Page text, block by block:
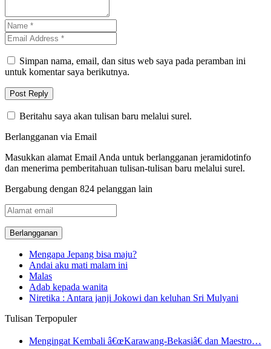
Simpan nama, email, dan situs web saya pada peramban ini
untuk komentar saya berikutnya.
Beritahu saya akan tulisan baru melalui surel.
Berlangganan via Email
Masukkan alamat Email Anda untuk berlangganan jeramidotinfo
dan menerima pemberitahuan tulisan-tulisan baru melalui surel.
Bergabung dengan 824 pelanggan lain
Alamat
email
Mengapa Jepang bisa maju?
Andai aku mati malam ini
Malas
Adab kepada wanita
Niretika : Antara janji Jokowi dan keluhan Sri Mulyani
Tulisan Terpopuler
Mengingat Kembali â€œKarawang-Bekasiâ€ dan Maestro…